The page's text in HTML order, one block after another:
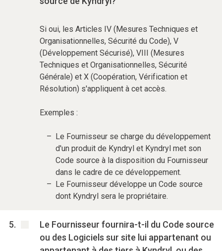
Si oui, les Articles IV (Mesures Techniques et
Organisationnelles, Sécurité du Code), V
(Développement Sécurisé), VIII (Mesures
Techniques et Organisationnelles, Sécurité
Générale) et X (Coopération, Vérification et
Résolution) s'appliquent à cet accès.
Exemples :
Le Fournisseur se charge du développement
d'un produit de Kyndryl et Kyndryl met son
Code source à la disposition du Fournisseur
dans le cadre de ce développement.
Le Fournisseur développe un Code source
dont Kyndryl sera le propriétaire.
Le Fournisseur fournira-t-il du Code source
ou des Logiciels sur site lui appartenant ou